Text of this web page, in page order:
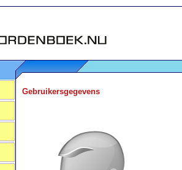
Gebruikersgegevens